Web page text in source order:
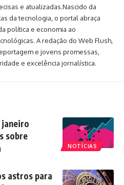
e atualizadas.Nascido da
da tecnologia, o portal abraça
política e economia ao
A redação do Web Flush,
e jovens promessas,
e excelência jornalística.
NOTÍCIAS
janeiro
sobre
astros para